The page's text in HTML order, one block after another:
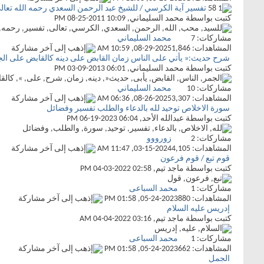
تفسير آية الكرسي / للشيخ عبد الرحمن السعدي رحمه الله
كتبت بواسطة محمد السليماني‏, 08-25-2011 10:09 PM
مشاركات: 7
المشاهدات: 1,846
محمد السليماني
08-29-2025,
10:59 AM
شرح حديث:« يأتي على الناس زمان القابض على دينه كالقابض على
كتبت بواسطة محمد السليماني‏, 03-09-2013 06:01 PM
مشاركات: 10
المشاهدات: 3,307
محمد السليماني
08-26-2025,
06:36 AM
سورة الاخلاص توحيد لله بالدعاء والطلب تفسير وفضائل
كتبت بواسطة عبدالله الأحد‏, 06-19-2023 06:04 PM
مشاركات: 2
المشاهدات: 4,105
زورووو
03-15-2024,
11:47 AM
قوم تبع / قوم فرعون
كتبت بواسطة ماجد تيم‏, 04-03-2022 02:58 PM
مشاركات: 1
المشاهدات: 880
محمد السباعى
05-24-2023,
01:58 PM
إدريس عليه السلام
كتبت بواسطة ماجد تيم‏, 04-04-2022 03:16 AM
مشاركات: 1
المشاهدات: 662
محمد السباعى
05-24-2023,
01:58 PM
الجمل